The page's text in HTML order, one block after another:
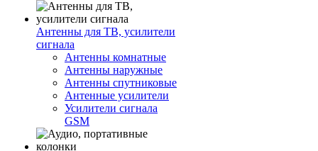
Антенны для ТВ, усилители
сигнала
Антенны комнатные
Антенны наружные
Антенны спутниковые
Антенные усилители
Усилители сигнала
GSM